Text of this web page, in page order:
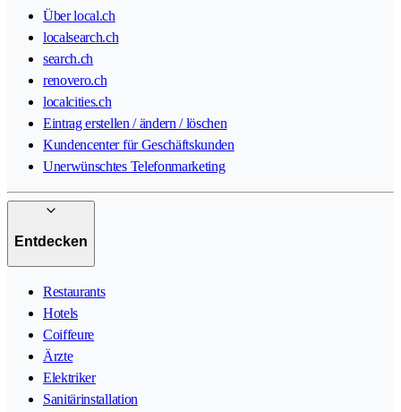
Über local.ch
localsearch.ch
search.ch
renovero.ch
localcities.ch
Eintrag erstellen / ändern / löschen
Kundencenter für Geschäftskunden
Unerwünschtes Telefonmarketing
Entdecken
Restaurants
Hotels
Coiffeure
Ärzte
Elektriker
Sanitärinstallation